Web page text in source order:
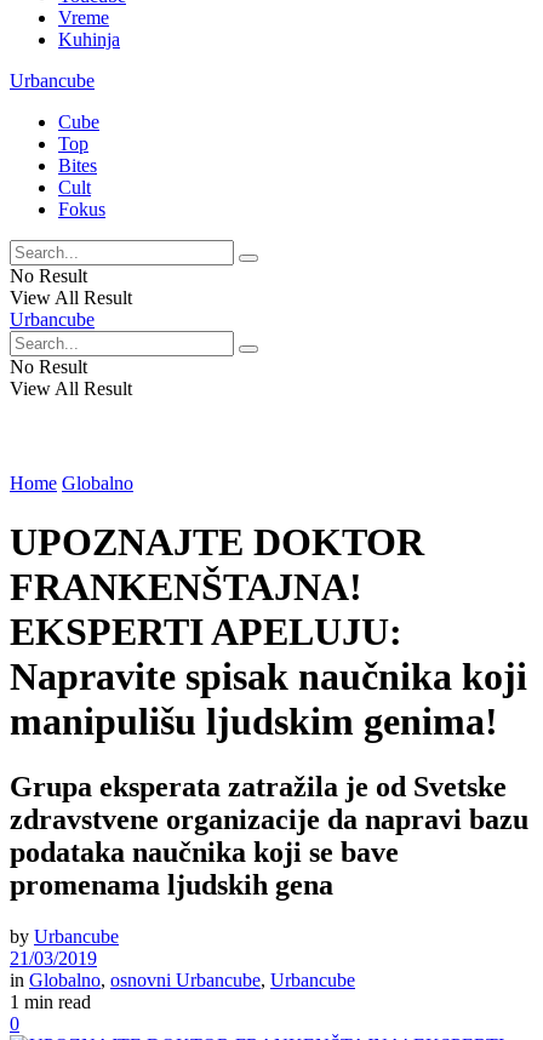
Vreme
Kuhinja
Urbancube
Cube
Top
Bites
Cult
Fokus
No Result
View All Result
Urbancube
No Result
View All Result
Home Globalno
UPOZNAJTE DOKTOR
FRANKENŠTAJNA!
EKSPERTI APELUJU:
Napravite spisak naučnika koji
manipulišu ljudskim genima!
Grupa eksperata zatražila je od Svetske
zdravstvene organizacije da napravi bazu
podataka naučnika koji se bave
promenama ljudskih gena
by Urbancube
21/03/2019
in Globalno, osnovni Urbancube, Urbancube
1 min read
0